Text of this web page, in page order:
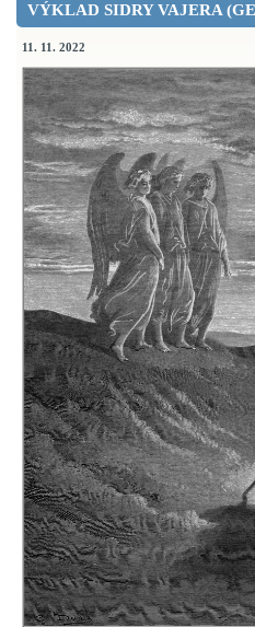
VÝKLAD SIDRY VAJERA
11. 11. 2022